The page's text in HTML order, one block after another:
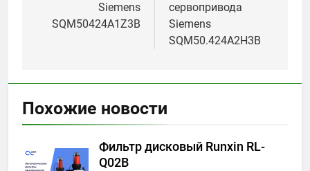
записям
Siemens
SQM50424A1Z3B
сервопривода
Siemens
SQM50.424A2H3B
Похожие новости
Фильтр дисковый Runxin RL-
Q02B